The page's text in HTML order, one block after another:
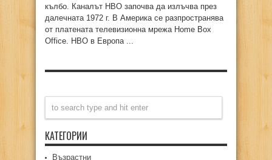
кълбо. Каналът HBO започва да излъчва през
далечната 1972 г. В Америка се разпространява
от платената телевизионна мрежа Home Box
Office. HBO в Европа ...
КАТЕГОРИИ
Възрастни